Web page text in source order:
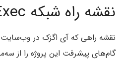
نقشه راه شبکه iExec
نقشه راهی که آی اگزک در